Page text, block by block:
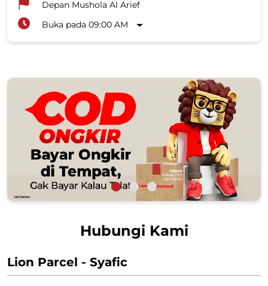
Depan Mushola Al Arief
Buka pada 09:00 AM
Hubungi Kami
Lion Parcel - Syafic